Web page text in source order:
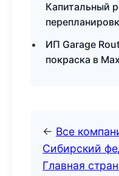
Капитальный
ИП Garage
покраска в
← Все
Сибирский
Главная